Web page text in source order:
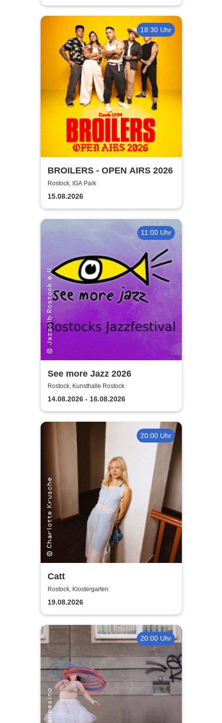
18:30 Uhr
BROILERS - OPEN AIRS 2026
Rostock, IGA Park
15.08.2026
11:00 Uhr
See more Jazz 2026
Rostock, Kunsthalle Rostock
14.08.2026 - 16.08.2026
20:00 Uhr
Catt
Rostock, Klostergarten
19.08.2026
20:00 Uhr